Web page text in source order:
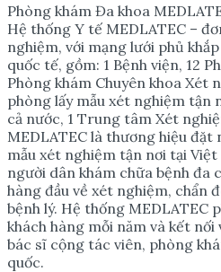
Phòng khám Đa khoa
Hệ thống Y tế MEDLATEC –
nghiệm, với mạng lưới phủ
quốc tế, gồm: 1 Bệnh viện, 12
Phòng khám Chuyên khoa Xét
phòng lấy mẫu xét nghiệm
cả nước, 1 Trung tâm Xét
MEDLATEC là thương hiệu
mẫu xét nghiệm tận nơi tại
người dân khám chữa bệnh đa
hàng đầu về xét nghiệm, chẩn
bệnh lý. Hệ thống MEDLATEC
khách hàng mỗi năm và kết nối
bác sĩ cộng tác viên, phòng
quốc.